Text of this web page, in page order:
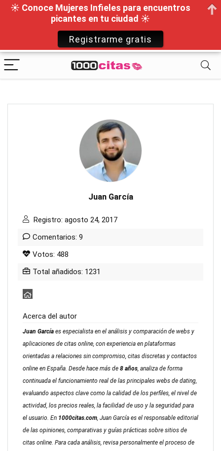
Juan García
Registro: agosto 24, 2017
Comentarios: 9
Votos: 488
Total añadidos: 1231
Acerca del autor
Juan García es especialista en el análisis y comparación de webs y
aplicaciones de citas online, con experiencia en plataformas
orientadas a relaciones sin compromiso, citas discretas y contactos
online en España. Desde hace más de 8 años, analiza de forma
continuada el funcionamiento real de las principales webs de dating,
evaluando aspectos clave como la calidad de los perfiles, el nivel de
actividad, los precios reales, la facilidad de uso y la seguridad para
el usuario. En 1000citas.com, Juan García es el responsable editorial
de las opiniones, comparativas y guías prácticas sobre sitios de
citas online. Para cada análisis, revisa personalmente el proceso de
☀ Conoce Mujeres Infieles para encuentros
picantes en tu ciudad ☀
Registrarme gratis